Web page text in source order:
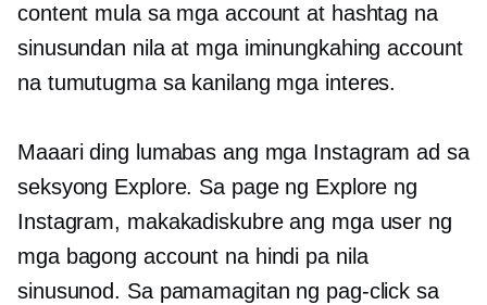
content mula sa mga account at hashtag na
sinusundan nila at mga iminungkahing account
na tumutugma sa kanilang mga interes.
Maaari ding lumabas ang mga Instagram ad sa
seksyong Explore. Sa page ng Explore ng
Instagram, makakadiskubre ang mga user ng
mga bagong account na hindi pa nila
sinusunod. Sa pamamagitan ng pag-click sa